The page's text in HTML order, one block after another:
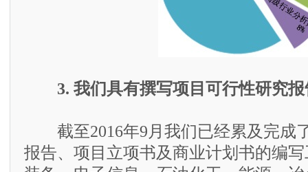
3. 我们具有撰写项目可行性研究
截至2016年9月我们已经累及完成
报告、项目立项书及商业计划书的编